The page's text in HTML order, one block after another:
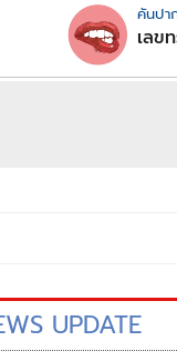
คันปา
เลข
UPDATE